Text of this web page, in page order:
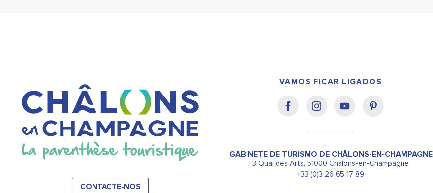
CONTACTE-NOS
VAMOS FICAR LIGADOS
GABINETE DE TURISMO DE CHÂLONS-EN-CHAMPAGNE
3 Quai des Arts, 51000 Châlons-en-Champagne
+33 (0)3 26 65 17 89